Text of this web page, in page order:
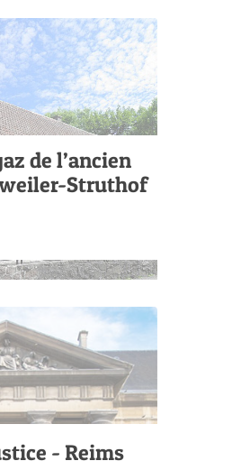
de l’ancien
Struthof
- Reims